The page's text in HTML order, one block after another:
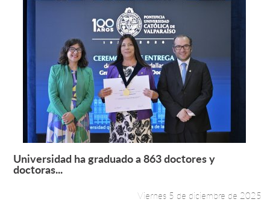
Leer más +
Universidad ha graduado a 863 doctores y
doctoras...
Viernes 5 de diciembre de 2025